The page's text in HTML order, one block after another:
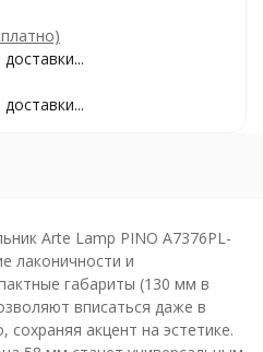
Arte Lamp PINO A7376PL-
лаконичности и
габариты (130 мм в
вписаться даже в
сохраняя акцент на эстетике.